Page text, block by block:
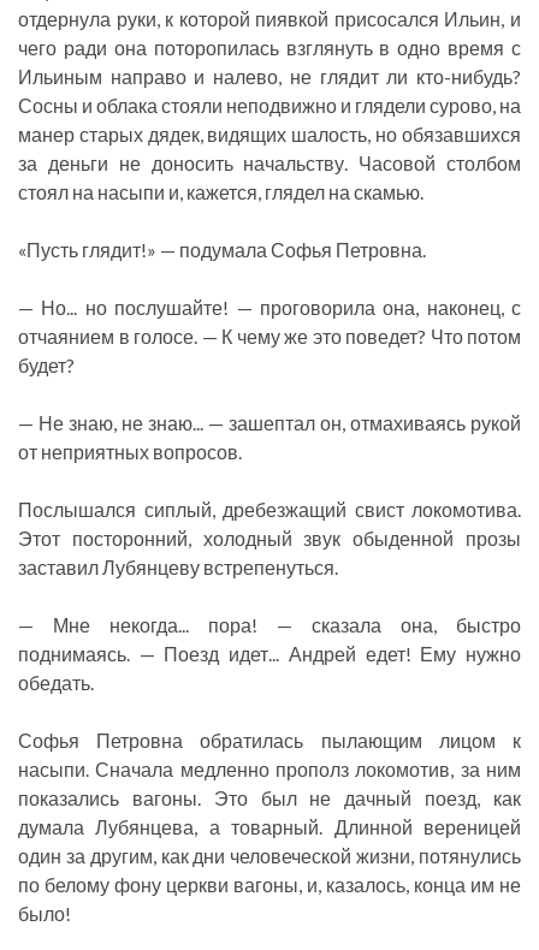
отдернула руки, к которой пиявкой присосался Ильин, и
чего ради она поторопилась взглянуть в одно время с
Ильиным направо и налево, не глядит ли кто-нибудь?
Сосны и облака стояли неподвижно и глядели сурово, на
манер старых дядек, видящих шалость, но обязавшихся
за деньги не доносить начальству. Часовой столбом
стоял на насыпи и, кажется, глядел на скамью.
«Пусть глядит!» — подумала Софья Петровна.
— Но... но послушайте! — проговорила она, наконец, с
отчаянием в голосе. — К чему же это поведет? Что потом
будет?
— Не знаю, не знаю... — зашептал он, отмахиваясь рукой
от неприятных вопросов.
Послышался сиплый, дребезжащий свист локомотива.
Этот посторонний, холодный звук обыденной прозы
заставил Лубянцеву встрепенуться.
— Мне некогда... пора! — сказала она, быстро
поднимаясь. — Поезд идет... Андрей едет! Ему нужно
обедать.
Софья Петровна обратилась пылающим лицом к
насыпи. Сначала медленно прополз локомотив, за ним
показались вагоны. Это был не дачный поезд, как
думала Лубянцева, а товарный. Длинной вереницей
один за другим, как дни человеческой жизни, потянулись
по белому фону церкви вагоны, и, казалось, конца им не
было!